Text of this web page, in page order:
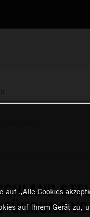
auf „Alle Cookies
auf Ihrem Gerät zu,